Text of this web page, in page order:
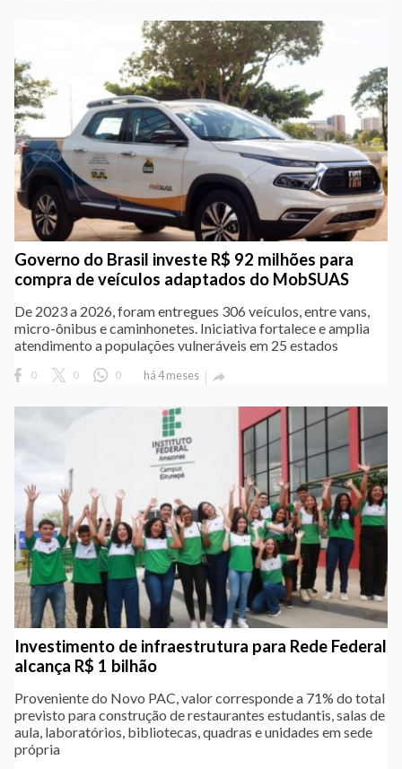
Governo do Brasil investe R$ 92 milhões para
compra de veículos adaptados do MobSUAS
De 2023 a 2026, foram entregues 306 veículos, entre vans,
micro-ônibus e caminhonetes. Iniciativa fortalece e amplia
atendimento a populações vulneráveis em 25 estados
0 0 0 há 4 meses 
Investimento de infraestrutura para Rede Federal
alcança R$ 1 bilhão
Proveniente do Novo PAC, valor corresponde a 71% do total
previsto para construção de restaurantes estudantis, salas de
aula, laboratórios, bibliotecas, quadras e unidades em sede
própria